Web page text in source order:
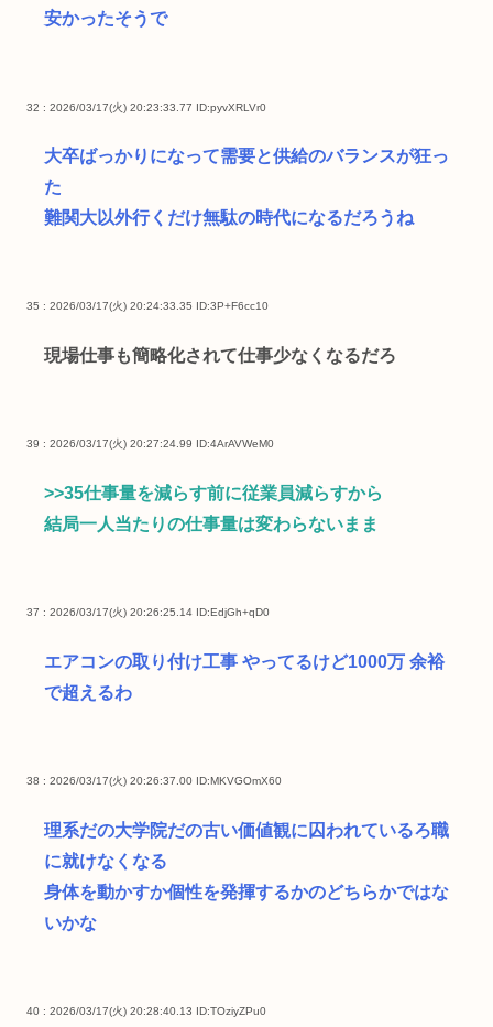
安かったそうで
32 : 2026/03/17(火) 20:23:33.77 ID:pyvXRLVr0
大卒ばっかりになって需要と供給のバランスが狂っ
た
難関大以外行くだけ無駄の時代になるだろうね
35 : 2026/03/17(火) 20:24:33.35 ID:3P+F6cc10
現場仕事も簡略化されて仕事少なくなるだろ
39 : 2026/03/17(火) 20:27:24.99 ID:4ArAVWeM0
>>35仕事量を減らす前に従業員減らすから
結局一人当たりの仕事量は変わらないまま
37 : 2026/03/17(火) 20:26:25.14 ID:EdjGh+qD0
エアコンの取り付け工事 やってるけど1000万 余裕
で超えるわ
38 : 2026/03/17(火) 20:26:37.00 ID:MKVGOmX60
理系だの大学院だの古い価値観に囚われているろ職
に就けなくなる
身体を動かすか個性を発揮するかのどちらかではな
いかな
40 : 2026/03/17(火) 20:28:40.13 ID:TOziyZPu0